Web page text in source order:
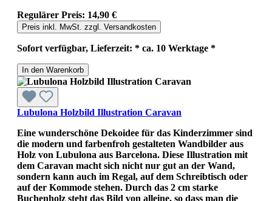
Regulärer Preis: 14,90 €
Preis inkl. MwSt. zzgl. Versandkosten
Sofort verfügbar, Lieferzeit: * ca. 10 Werktage *
In den Warenkorb
Lubulona Holzbild Illustration Caravan
Eine wunderschöne Dekoidee für das Kinderzimmer sind
die modern und farbenfroh gestalteten Wandbilder aus
Holz von Lubulona aus Barcelona. Diese Illustration mit
dem Caravan macht sich nicht nur gut an der Wand,
sondern kann auch im Regal, auf dem Schreibtisch oder
auf der Kommode stehen. Durch das 2 cm starke
Buchenholz steht das Bild von alleine, so dass man die